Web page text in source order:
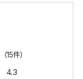
（15件）
4.3